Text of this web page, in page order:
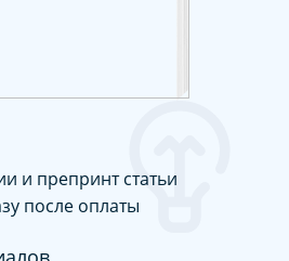
и препринт статьи
после оплаты